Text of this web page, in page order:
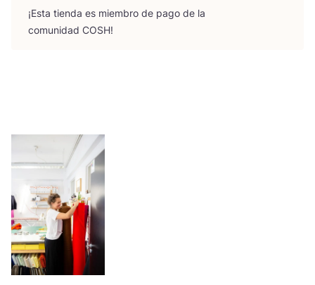
¡Esta tien­da es miem­bro de pago de la
comu­ni­dad COSH!